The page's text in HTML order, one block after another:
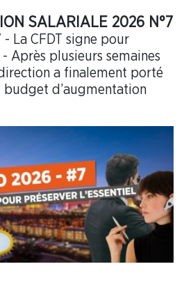
SALARIALE 2026 N°7
- La CFDT signe pour
Après plusieurs semaines
a finalement porté
budget d’augmentation